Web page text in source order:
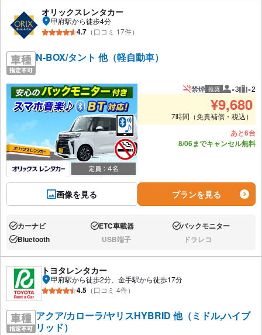
オリックスレンタカー
甲府駅から徒歩4分
4.7 （口コミ 17件）
N-BOX/タント 他（軽自動車）
画像を見る
禁煙 推奨 推奨人数
×3 推
×2
¥9,680
7時間（免責補償・税込）
あと6台
8/06までキャンセル無料
プランを見る
あり:カーナビ あり:ETC車載器 あり:バックモニター
あり:Bluetooth なし:USB端子 なし:ドラレコ
トヨタレンタカー
甲府駅から徒歩2分、金手駅から徒歩17分
4.5 （口コミ 4件）
アクア/カローラ/ヤリスHYBRID 他（ミドル,ハイブ
リッド）